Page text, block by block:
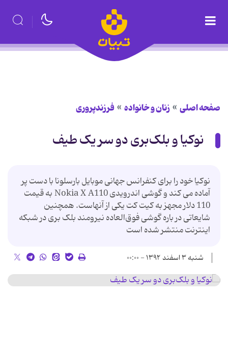
صفحه اصلی زنان و خانواده فرزندپروری
نوکیا و بلک‌بری دو سر یک طیف
نوکیا خود را برای کنفرانس جهانی موبایل بارسلونا با دست پر
آماده می کند و گوشی اندرویدی Nokia X A110 به قیمت
110 دلار مجهز به کیت کت یکی از آنهاست. همچنین
شایعاتی در باره گوشی فوق‌العاده نیرومند بلک بری در شبکه
اینترنت منتشر شده است
شنبه ۳ اسفند ۱۳۹۲ - ۰۰:۰۰